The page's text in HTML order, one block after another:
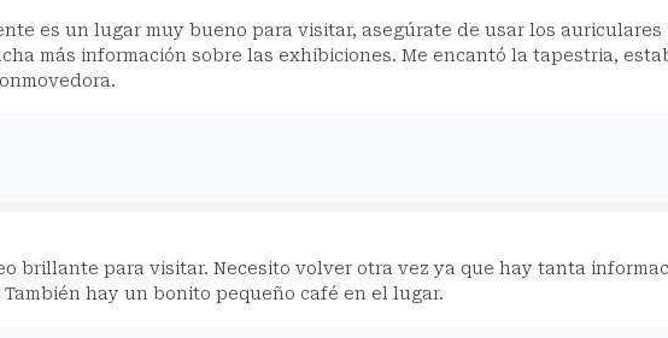
es un lugar muy bueno para visitar, asegúrate de usar los auriculares
más información sobre las exhibiciones. Me encantó la tapestria,
brillante para visitar. Necesito volver otra vez ya que hay tanta
hay un bonito pequeño café en el lugar.